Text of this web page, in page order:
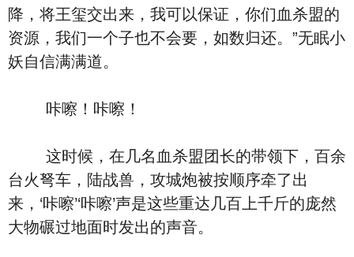
降，将王玺交出来，我可以保证，你们血杀盟的
资源，我们一个子也不会要，如数归还。”无眠小
妖自信满满道。
咔嚓！咔嚓！
这时候，在几名血杀盟团长的带领下，百余
台火弩车，陆战兽，攻城炮被按顺序牵了出
来，‘咔嚓’‘咔嚓’声是这些重达几百上千斤的庞然
大物碾过地面时发出的声音。